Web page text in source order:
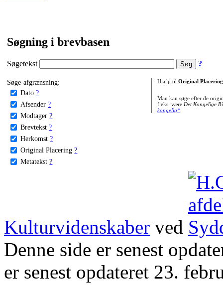
Søgning i brevbasen
Søgetekst ?
Søge-afgrænsning:
Dato ?
Afsender ?
Modtager ?
Brevtekst ?
Herkomst ?
Original Placering ?
Metatekst ?
Hjælp til Original Placering
Man kan søge efter de
f.eks. være Det Kongelige
kongelig*.
Kulturvidenskaber ved
Denne side er senest
er senest opdateret 23.